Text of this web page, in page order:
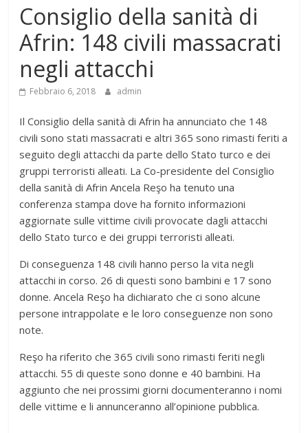
Consiglio della sanità di
Afrin: 148 civili massacrati
negli attacchi
Febbraio 6, 2018 admin
Il Consiglio della sanità di Afrin ha annunciato che 148
civili sono stati massacrati e altri 365 sono rimasti feriti a
seguito degli attacchi da parte dello Stato turco e dei
gruppi terroristi alleati. La Co-presidente del Consiglio
della sanità di Afrin Ancela Reşo ha tenuto una
conferenza stampa dove ha fornito informazioni
aggiornate sulle vittime civili provocate dagli attacchi
dello Stato turco e dei gruppi terroristi alleati.
Di conseguenza 148 civili hanno perso la vita negli
attacchi in corso. 26 di questi sono bambini e 17 sono
donne. Ancela Reşo ha dichiarato che ci sono alcune
persone intrappolate e le loro conseguenze non sono
note.
Reşo ha riferito che 365 civili sono rimasti feriti negli
attacchi. 55 di queste sono donne e 40 bambini. Ha
aggiunto che nei prossimi giorni documenteranno i nomi
delle vittime e li annunceranno all’opinione pubblica.